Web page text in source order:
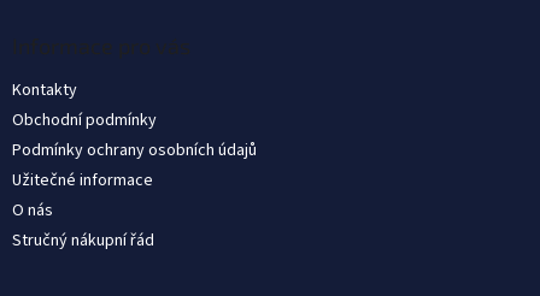
Informace pro vás
Kontakty
Obchodní podmínky
Podmínky ochrany osobních údajů
Užitečné informace
O nás
Stručný nákupní řád